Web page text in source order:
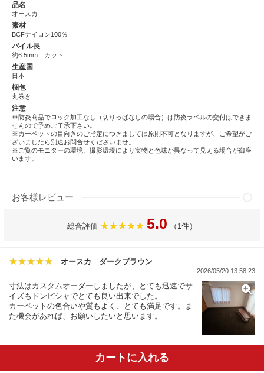
品名
オースカ
素材
BCFナイロン100％
パイル長
約6.5mm カット
生産国
日本
梱包
丸巻き
注意
※防炎商品でロック加工なし（切りっぱなしの場合）は防炎ラベルの交付はできま
せんので予めご了承下さい。
※カーペットの目向きのご指定につきましては原則不可となりますが、ご希望がご
ざいましたら別途お問合せくださいませ。
※ご覧のモニターの環境、撮影環境により実物と色味が異なって見える場合が御座
います。
お客様レビュー
総合評価 5.0 （1件）
オースカ ダークブラウン
2026/05/20 13:58:23
寸法はカスタムオーダーしましたが、とても迅速でサ
イズもドンピシャでとても良い出来でした。
カーペットの色合いや質もよく、とても満足です。ま
た機会があれば、お願いしたいと思います。
カートに入れる